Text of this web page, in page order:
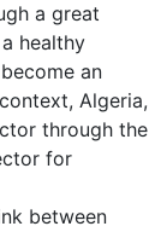
a great
healthy
an
Algeria,
through the
for
between